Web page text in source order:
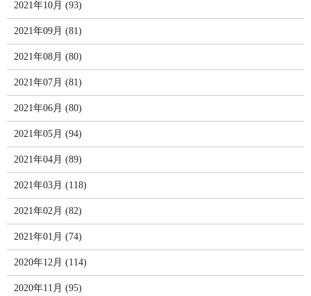
2021年10月 (93)
2021年09月 (81)
2021年08月 (80)
2021年07月 (81)
2021年06月 (80)
2021年05月 (94)
2021年04月 (89)
2021年03月 (118)
2021年02月 (82)
2021年01月 (74)
2020年12月 (114)
2020年11月 (95)